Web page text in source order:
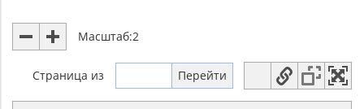
Масштаб:2
Страница из